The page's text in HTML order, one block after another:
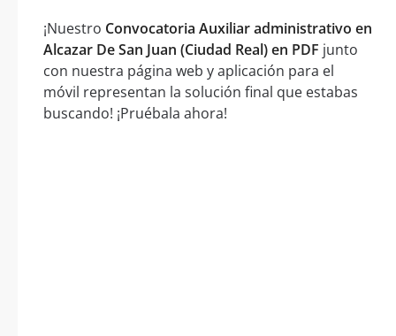
¡Nuestro Convocatoria Auxiliar administrativo en
Alcazar De San Juan (Ciudad Real) en PDF junto
con nuestra página web y aplicación para el
móvil representan la solución final que estabas
buscando! ¡Pruébala ahora!